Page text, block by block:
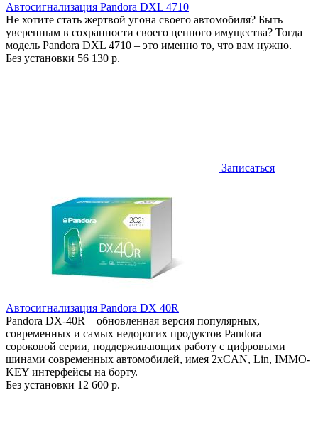
Автосигнализация Pandora DXL 4710
Не хотите стать жертвой угона своего автомобиля? Быть
уверенным в сохранности своего ценного имущества? Тогда
модель Pandora DXL 4710 – это именно то, что вам нужно.
Без установки 56 130 р.
Записаться
Автосигнализация Pandora DX 40R
Pandora DX-40R – обновленная версия популярных,
современных и самых недорогих продуктов Pandora
сороковой серии, поддерживающих работу с цифровыми
шинами современных автомобилей, имея 2хCAN, Lin, IMMO-
KEY интерфейсы на борту.
Без установки 12 600 р.